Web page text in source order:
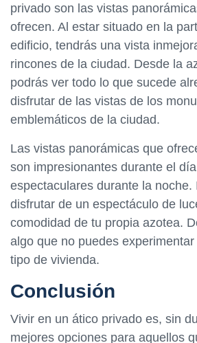
privado son las vistas
ofrecen. Al estar situado en la
edificio, tendrás una vista
rincones de la ciudad. Desde la
podrás ver todo lo que sucede
disfrutar de las vistas de los
emblemáticos de la ciudad.
Las vistas panorámicas que
son impresionantes durante el
espectaculares durante la noche.
disfrutar de un espectáculo de
comodidad de tu propia azotea.
algo que no puedes
tipo de vivienda.
Conclusión
Vivir en un ático privado es, sin
mejores opciones para aquellos